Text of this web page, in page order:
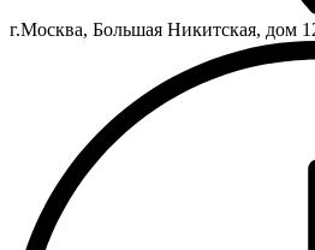
г.Москва, Большая Никитская, дом